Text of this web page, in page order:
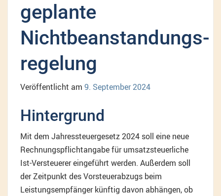
geplante
Nichtbeanstandungs-
regelung
Veröffentlicht am 9. September 2024
Hintergrund
Mit dem Jahressteuergesetz 2024 soll eine neue
Rechnungspflichtangabe für umsatzsteuerliche
Ist-Versteuerer eingeführt werden. Außerdem soll
der Zeitpunkt des Vorsteuerabzugs beim
Leistungsempfänger künftig davon abhängen, ob